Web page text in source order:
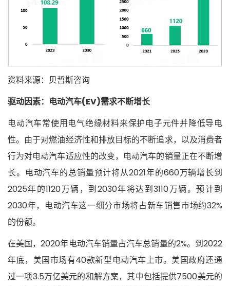
资料来源：贝哲斯咨询
驱动因素：电动汽车(EV)需求不断增长
电动汽车常使用电气绝缘材料来保护电子元件并降低导电
性。由于对燃油经济性和排放目标的不断追求，以及消费者
行为对电动汽车适应性的改变，电动汽车的销量正在不断增
长。电动汽车的总销量预计将从2021年的660万辆增长到
2025年的1120万辆，到2030年将达到3110万辆。预计到
2030年，电动汽车这一细分市场将占新车销售市场约32%
的份额。
在美国，2020年电动汽车销量占汽车总销量的2%。到2022
年底，美国市场有40款新型电动汽车上市。美国政府还通
过一项3.5万亿美元的和解方案，其中包括提供7500美元的